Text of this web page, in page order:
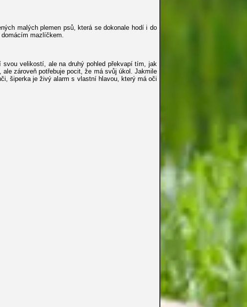
malých plemen psů, která se dokonale hodí i do
mazlíčkem.
velikostí, ale na druhý pohled překvapí tím, jak
zároveň potřebuje pocit, že má svůj úkol. Jakmile
šiperka je živý alarm s vlastní hlavou, který má oči